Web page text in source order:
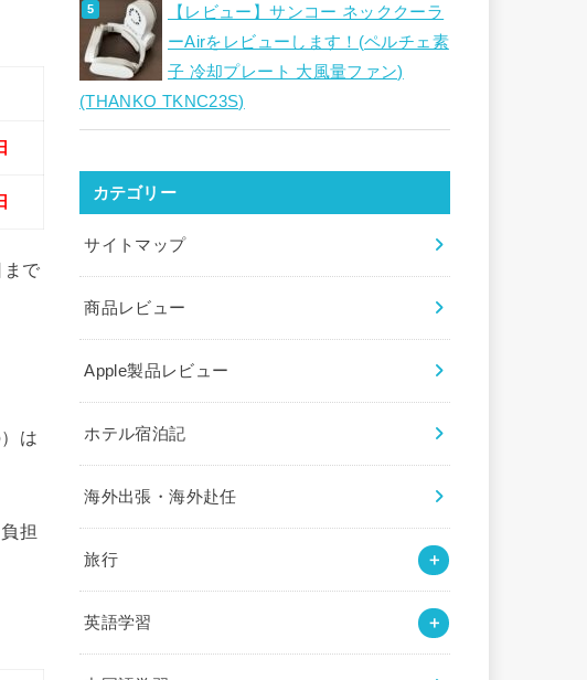
まで
は
担
【レビュー】サンコー ネッククーラ
ーAirをレビューします！(ペルチェ素
子 冷却プレート 大風量ファン)
(THANKO TKNC23S)
カテゴリー
サイトマップ
商品レビュー
Apple製品レビュー
ホテル宿泊記
海外出張・海外赴任
旅行
英語学習